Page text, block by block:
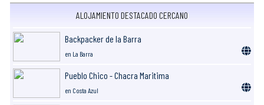
ALOJAMIENTO DESTACADO CERCANO
Backpacker de la Barra
en La Barra
Pueblo Chico - Chacra Maritima
en Costa Azul